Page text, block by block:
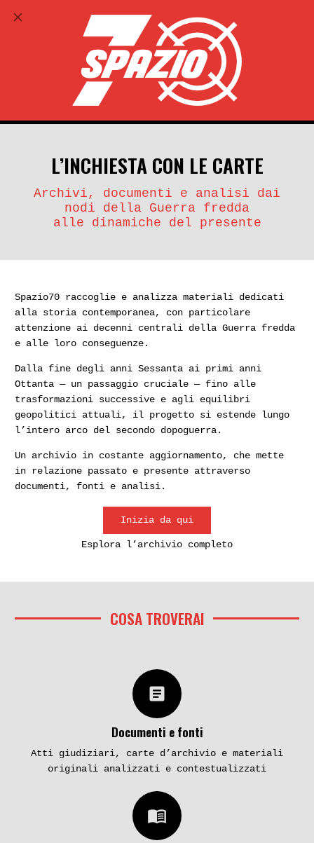
ABBONATI
search account_circle
L’INCHIESTA CON LE CARTE
Archivi, documenti e analisi dai
nodi della Guerra fredda
alle dinamiche del presente
Spazio70 raccoglie e analizza materiali dedicati
alla storia contemporanea, con particolare
attenzione ai decenni centrali della Guerra fredda
e alle loro conseguenze.
Dalla fine degli anni Sessanta ai primi anni
Ottanta — un passaggio cruciale — fino alle
trasformazioni successive e agli equilibri
geopolitici attuali, il progetto si estende lungo
l’intero arco del secondo dopoguerra.
Un archivio in costante aggiornamento, che mette
in relazione passato e presente attraverso
documenti, fonti e analisi.
Inizia da qui
Esplora l’archivio completo
COSA TROVERAI
article
Documenti e fonti
Atti giudiziari, carte d’archivio e materiali
originali analizzati e contestualizzati
menu_book